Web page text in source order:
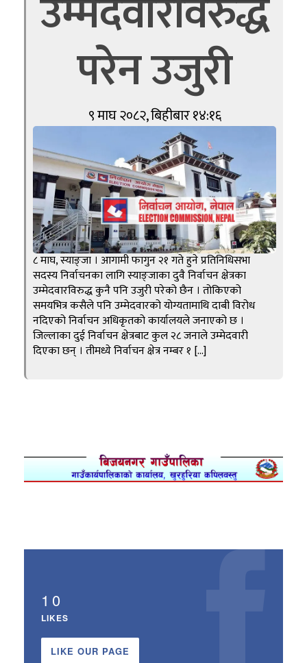
परेन उजुरी
९ माघ २०८२, बिहीबार १४:१६
८ माघ, स्याङ्जा । आगामी फागुन २१ गते हुने प्रतिनिधिसभा
सदस्य निर्वाचनका लागि स्याङ्जाका दुवै निर्वाचन क्षेत्रका
उम्मेदवारविरुद्ध कुनै पनि उजुरी परेको छैन । तोकिएको
समयभित्र कसैले पनि उम्मेदवारको योग्यतामाथि दाबी विरोध
नदिएको निर्वाचन अधिकृतको कार्यालयले जनाएको छ ।
जिल्लाका दुई निर्वाचन क्षेत्रबाट कुल २८ जनाले उम्मेदवारी
दिएका छन् । तीमध्ये निर्वाचन क्षेत्र नम्बर १ […]
10
LIKES
LIKE OUR PAGE